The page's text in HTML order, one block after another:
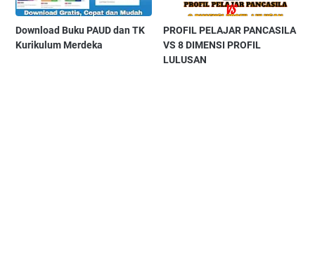
Download Buku PAUD dan TK
Kurikulum Merdeka
PROFIL PELAJAR PANCASILA
VS 8 DIMENSI PROFIL
LULUSAN